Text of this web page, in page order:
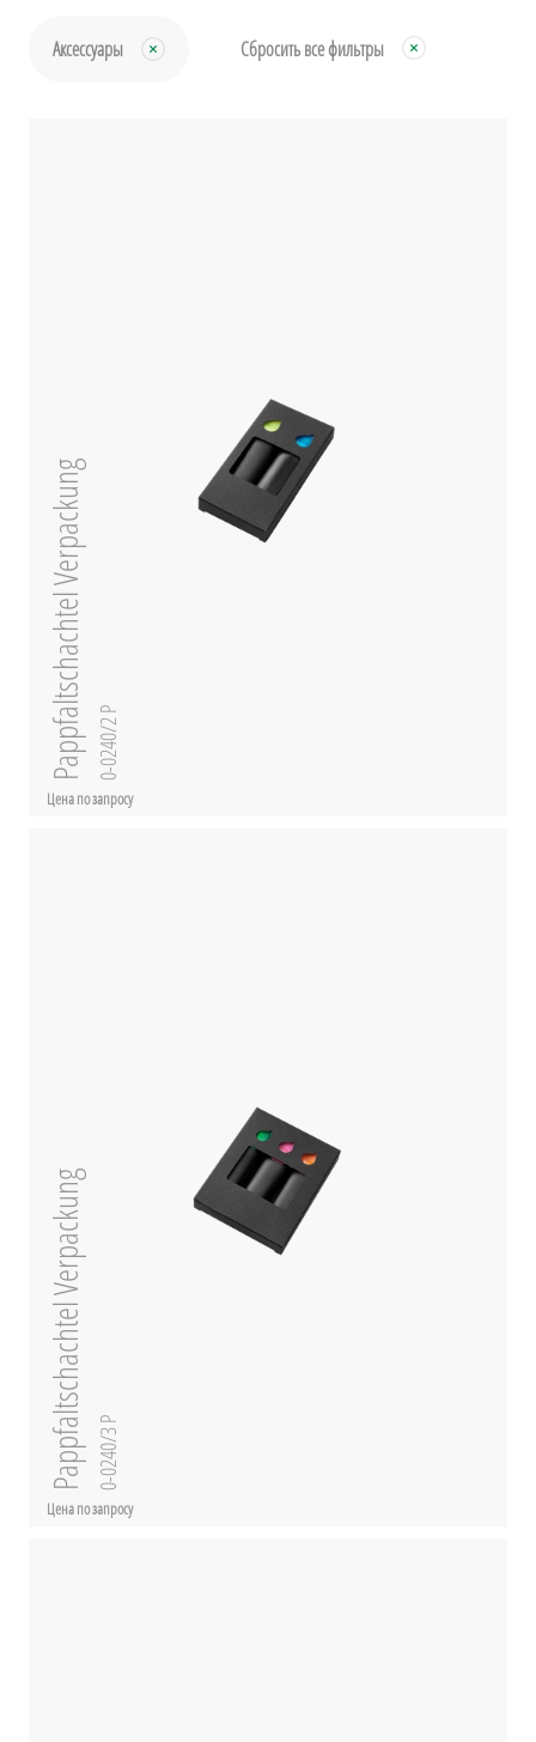
Аксессуары Сбросить все фильтры
Цена по запросу
Pappfaltschachtel Verpackung0-0240/2 P
Цена по запросу
Pappfaltschachtel Verpackung0-0240/3 P